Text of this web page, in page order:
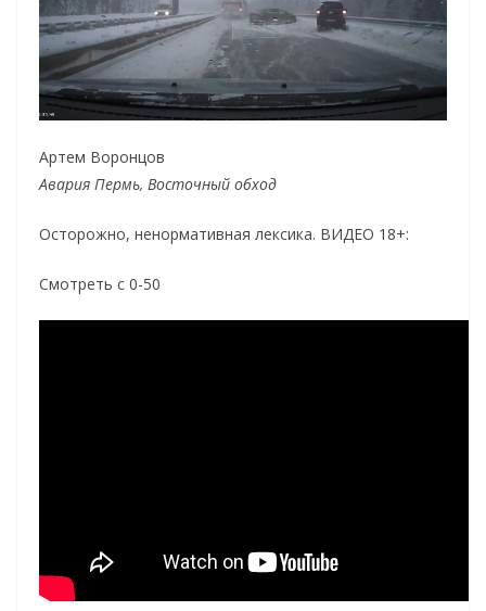
Артем Воронцов
Авария Пермь, Восточный обход
Осторожно, ненормативная лексика. ВИДЕО 18+:
Смотреть с 0-50